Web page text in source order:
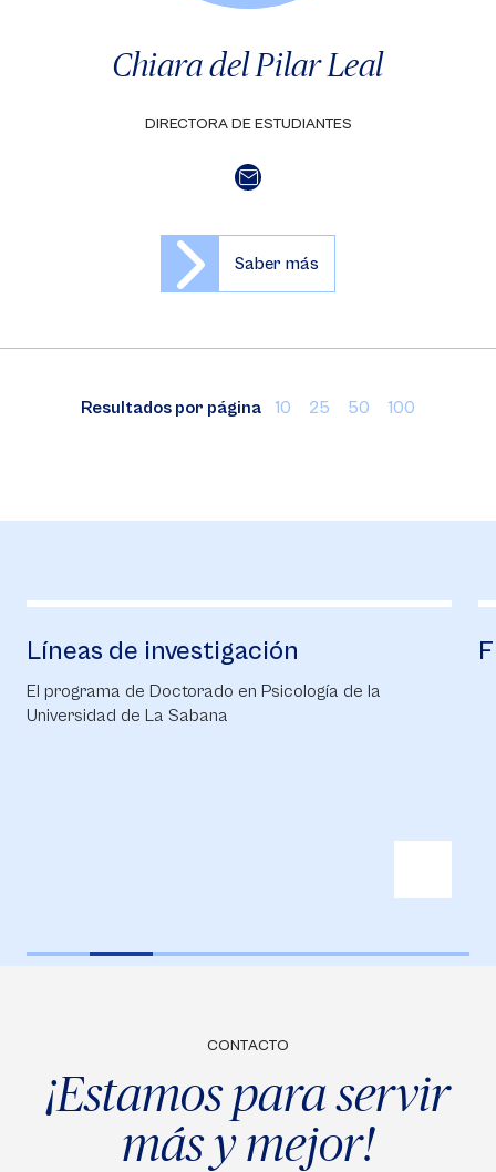
Chiara del Pilar Leal
DIRECTORA DE ESTUDIANTES
Saber más
Resultados por página 10 25 50 100
Líneas de investigación
El programa de Doctorado en Psicología de la
Universidad de La Sabana
CONTACTO
¡Estamos para servir
más y mejor!